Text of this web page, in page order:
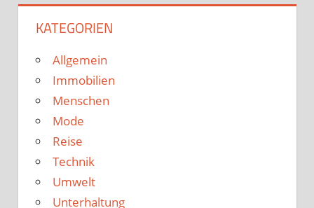
KATEGORIEN
Allgemein
Immobilien
Menschen
Mode
Reise
Technik
Umwelt
Unterhaltung